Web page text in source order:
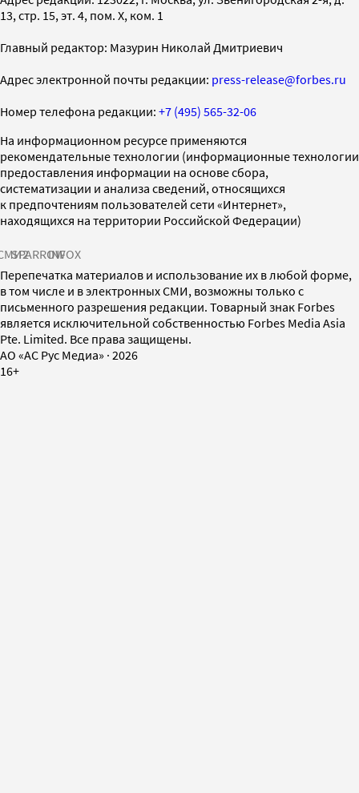
13, стр. 15, эт. 4, пом. X, ком. 1
Главный редактор: Мазурин Николай Дмитриевич
Адрес электронной почты редакции: press-release@forbes.ru
Номер телефона редакции: +7 (495) 565-32-06
На информационном ресурсе применяются
рекомендательные технологии (информационные технологии
предоставления информации на основе сбора,
систематизации и анализа сведений, относящихся
к предпочтениям пользователей сети «Интернет»,
находящихся на территории Российской Федерации)
SPARROWINFOX
Перепечатка материалов и использование их в любой форме,
в том числе и в электронных СМИ, возможны только с
письменного разрешения редакции. Товарный знак Forbes
является исключительной собственностью Forbes Media Asia
Pte. Limited. Все права защищены.
AO «АС Рус Медиа» · 2026
16+